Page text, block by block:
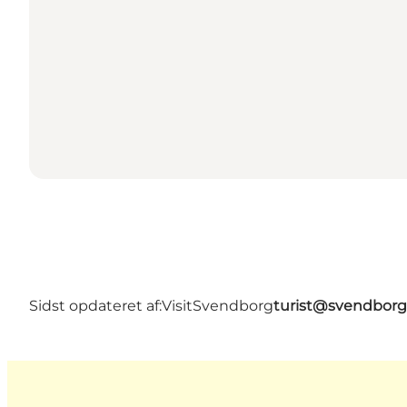
Sidst opdateret af:VisitSvendborg